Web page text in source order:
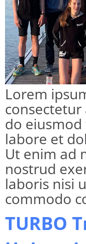
Lorem
consectetur
do
labore et
Ut enim ad
nostrud
laboris nisi
commodo
TURBO